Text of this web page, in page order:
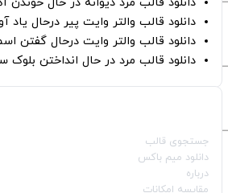
دانلود قالب والتر وایت پیر درحال
دانلود قالب والتر وایت درحال گفتن
دانلود قالب مرد در حال انداختن بلوک
جستجوی قالب
دانلود میم باکس
درباره
مقایسه امکانات